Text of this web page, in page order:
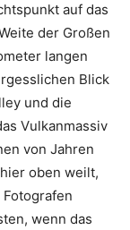
auf das
der Großen
langen
Blick
und die
Vulkanmassiv
von Jahren
oben weilt,
wenn das